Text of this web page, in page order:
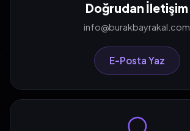
Doğrudan İletişim
info@burakbayrakal.com
E-Posta Yaz